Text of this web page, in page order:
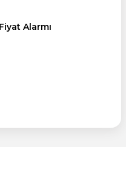
Fiyat Alarmı